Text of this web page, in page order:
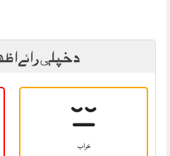
د خپلې رائے
خراب